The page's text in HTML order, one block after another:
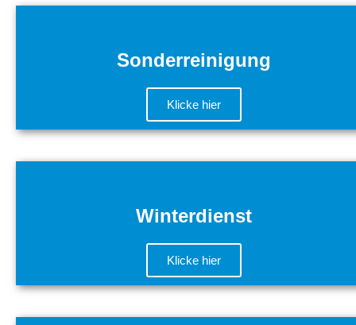
Sonderreinigung​
Klicke hier
Winterdienst​
Klicke hier